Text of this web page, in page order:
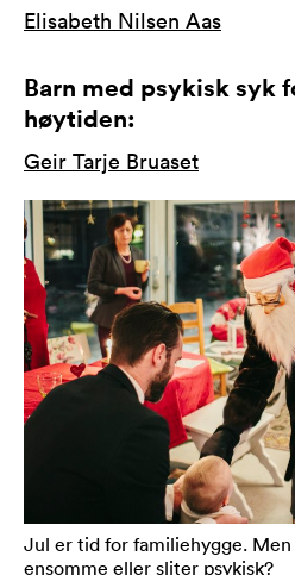
Elisabeth Nilsen Aas
Barn med psykisk syk
høytiden:
Geir Tarje Bruaset
Jul er tid for familiehygge.
ensomme eller sliter psykisk?